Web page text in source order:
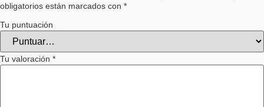
obligatorios están marcados con *
Tu puntuación
Tu valoración *